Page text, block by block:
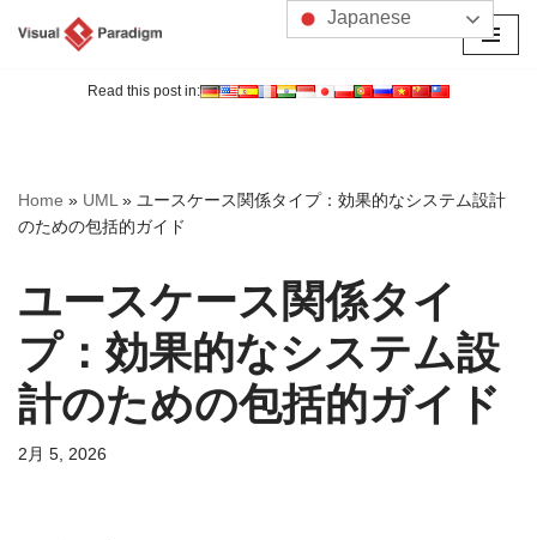
へ
ス
ッ
プ
Read this post in:
Home » UML» ユースケース関係タイプ：効果的なシステム設計
のための包括的ガイド
ユースケース関係タイ
プ：効果的なシステム設
計のための包括的ガイド
2月 5, 2026
Japanese